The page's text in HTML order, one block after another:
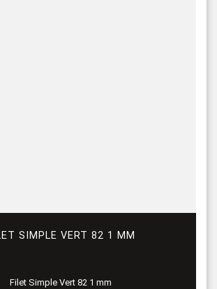
SIMPLE VERT 82 1 MM
Filet Simple Vert 82 1 mm